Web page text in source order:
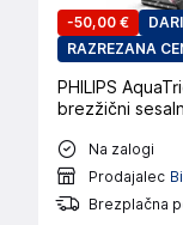
-50,00 €
RAZREZANA
PHILIPS
brezžični
Na zalogi
Prodajalec
Brezplačna